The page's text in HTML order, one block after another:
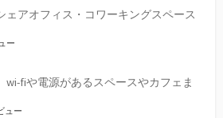
ェアオフィス・コワーキングスペース
ー
wi-fiや電源があるスペースやカフェま
ュー